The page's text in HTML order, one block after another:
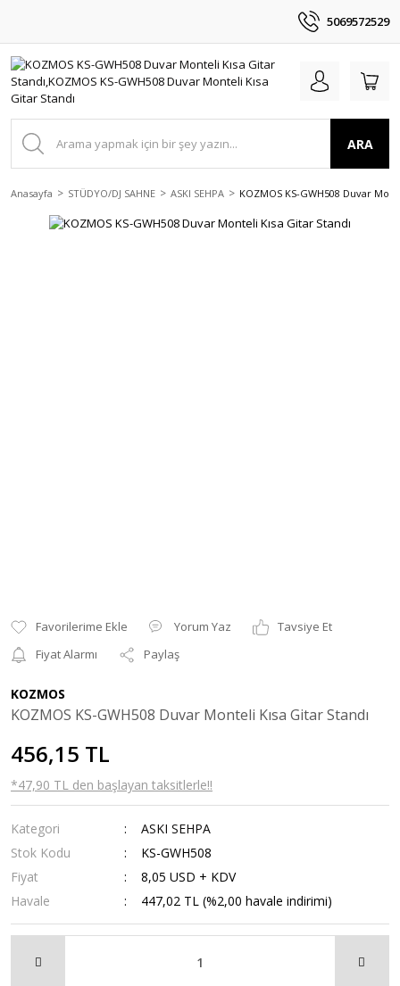
5069572529
ARA
Anasayfa STÜDYO/DJ SAHNE ASKI SEHPA KOZMOS KS-GWH508 Duvar
Yorum Yaz
Tavsiye Et
Fiyat Alarmı
Paylaş
KOZMOS
KOZMOS KS-GWH508 Duvar Monteli Kısa Gitar Standı
456,15 TL
*47,90 TL den başlayan taksitlerle!!
Kategori
ASKI SEHPA
Stok Kodu
KS-GWH508
Fiyat
8,05 USD + KDV
Havale
447,02 TL (%2,00 havale indirimi)